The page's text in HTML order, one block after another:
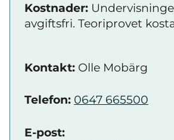
Kostnader:
avgiftsfri. Teoriprovet
Kontakt: Olle Mobärg
Telefon: 0647 665500
E-post: